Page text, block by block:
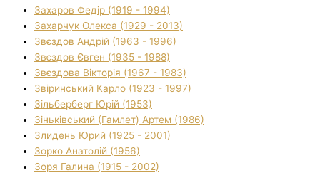
Захаров Федір (1919 - 1994)
Захарчук Олекса (1929 - 2013)
Звєздов Андрій (1963 - 1996)
Звєздов Євген (1935 - 1988)
Звєздова Вікторія (1967 - 1983)
Звіринський Карло (1923 - 1997)
Зільберберг Юрій (1953)
Зіньківський (Гамлет) Артем (1986)
Злидень Юрий (1925 - 2001)
Зорко Анатолій (1956)
Зоря Галина (1915 - 2002)